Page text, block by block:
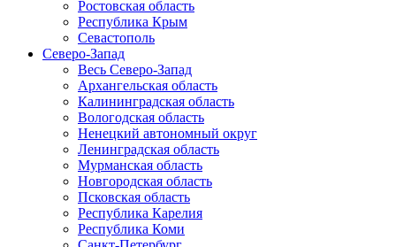
Ростовская область
Республика Крым
Севастополь
Северо-Запад
Весь Северо-Запад
Архангельская область
Калининградская область
Вологодская область
Ненецкий автономный округ
Ленинградская область
Мурманская область
Новгородская область
Псковская область
Республика Карелия
Республика Коми